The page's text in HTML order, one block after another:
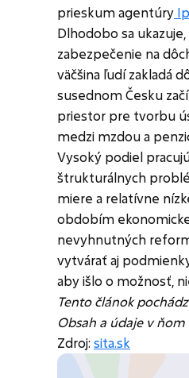
prieskum agentúry
Dlhodobo sa
zabezpečenie na
väčšina ľudí zakladá
susednom Česku
priestor pre tvorbu
medzi mzdou a
Vysoký podiel
štrukturálnych
miere a relatívne
obdobím
nevyhnutných
vytvárať aj
aby išlo o možnosť,
Tento článok
Obsah a údaje v
Zdroj: sita.sk